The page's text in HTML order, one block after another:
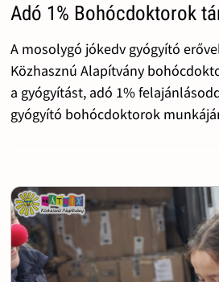
Adó 1% Bohócdoktorok
A mosolygó jókedv gyógyító
Közhasznú Alapítvány
a gyógyítást, adó 1%
gyógyító bohócdoktorok